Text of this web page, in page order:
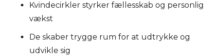
Kvindecirkler styrker fællesskab og personlig
vækst
De skaber trygge rum for at udtrykke og
udvikle sig